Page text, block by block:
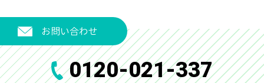
お問い合わせ
0120-021-337